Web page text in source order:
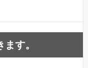
す。